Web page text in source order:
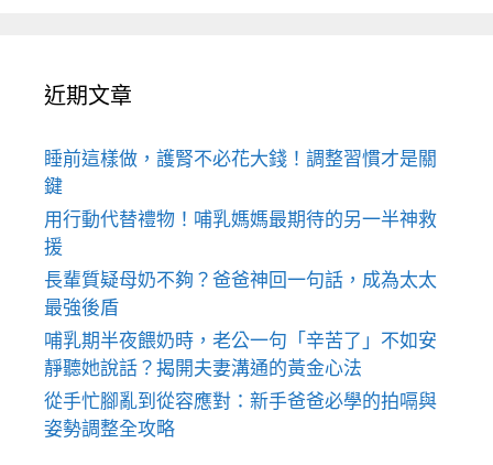
近期文章
睡前這樣做，護腎不必花大錢！調整習慣才是關
鍵
用行動代替禮物！哺乳媽媽最期待的另一半神救
援
長輩質疑母奶不夠？爸爸神回一句話，成為太太
最強後盾
哺乳期半夜餵奶時，老公一句「辛苦了」不如安
靜聽她說話？揭開夫妻溝通的黃金心法
從手忙腳亂到從容應對：新手爸爸必學的拍嗝與
姿勢調整全攻略